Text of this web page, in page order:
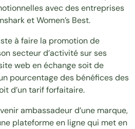
avec des entreprises
et Women’s Best.
à faire la promotion de
secteur d’activité sur ses
web en échange soit de
pourcentage des bénéfices des
d’un tarif forfaitaire.
ambassadeur d’une marque,
plateforme en ligne qui met en